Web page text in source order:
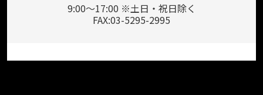
9:00～17:00 ※土日・祝日除く
FAX:03-5295-2995